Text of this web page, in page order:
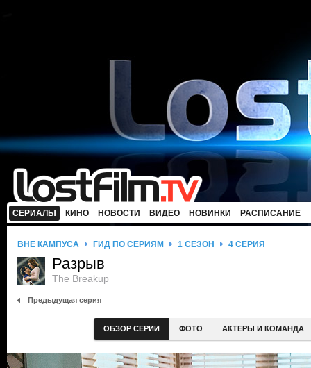
СЕРИАЛЫ КИНО НОВОСТИ ВИДЕО НОВИНКИ РАСПИСАНИЕ
ВНЕ КАМПУСА ГИД ПО СЕРИЯМ 1 СЕЗОН 4 СЕРИЯ
Разрыв
The Breakup
Предыдущая серия
ОБЗОР СЕРИИ ФОТО АКТЕРЫ И КОМАНДА